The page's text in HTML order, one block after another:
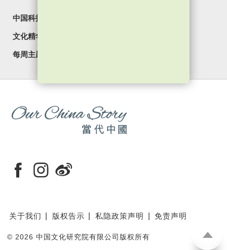
中国科技
文化精华
每周主题
关于我们 版权告示 私隐政策声明 免责声明
© 2026 中国文化研究院有限公司版权所有